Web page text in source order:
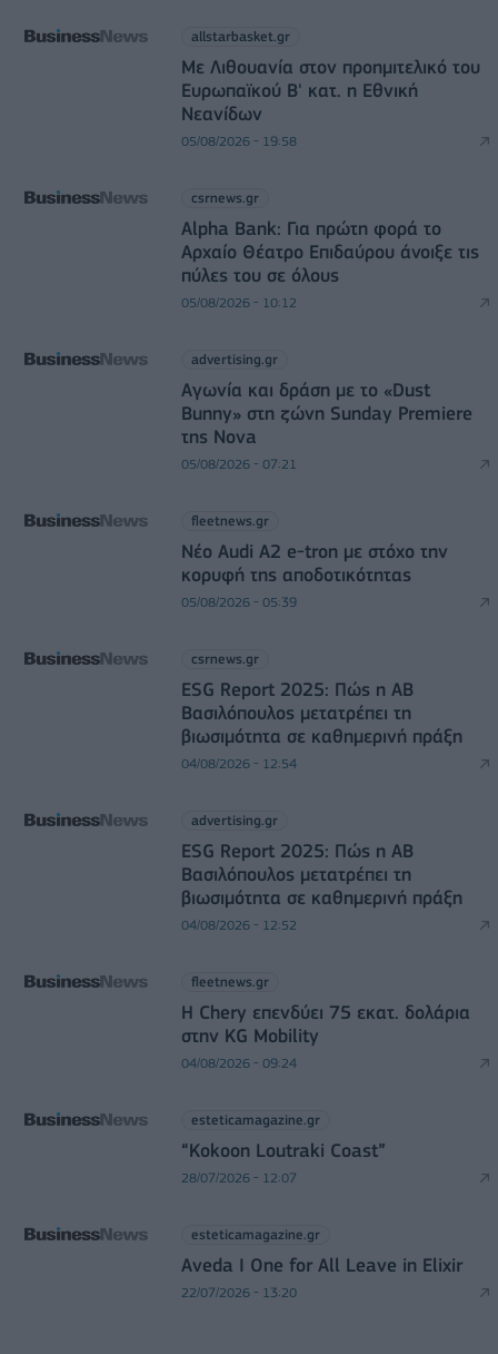
allstarbasket.gr
Με Λιθουανία στον προημιτελικό του
Ευρωπαϊκού Β' κατ. η Εθνική
Νεανίδων
05/08/2026 - 19:58
csrnews.gr
Alpha Bank: Για πρώτη φορά το
Αρχαίο Θέατρο Επιδαύρου άνοιξε τις
πύλες του σε όλους
05/08/2026 - 10:12
advertising.gr
Αγωνία και δράση με το «Dust
Bunny» στη ζώνη Sunday Premiere
της Nova
05/08/2026 - 07:21
fleetnews.gr
Νέο Audi A2 e-tron με στόχο την
κορυφή της αποδοτικότητας
05/08/2026 - 05:39
csrnews.gr
ESG Report 2025: Πώς η ΑΒ
Βασιλόπουλος μετατρέπει τη
βιωσιμότητα σε καθημερινή πράξη
04/08/2026 - 12:54
advertising.gr
ESG Report 2025: Πώς η ΑΒ
Βασιλόπουλος μετατρέπει τη
βιωσιμότητα σε καθημερινή πράξη
04/08/2026 - 12:52
fleetnews.gr
Η Chery επενδύει 75 εκατ. δολάρια
στην KG Mobility
04/08/2026 - 09:24
esteticamagazine.gr
“Kokoon Loutraki Coast”
28/07/2026 - 12:07
esteticamagazine.gr
Aveda I One for All Leave in Elixir
22/07/2026 - 13:20